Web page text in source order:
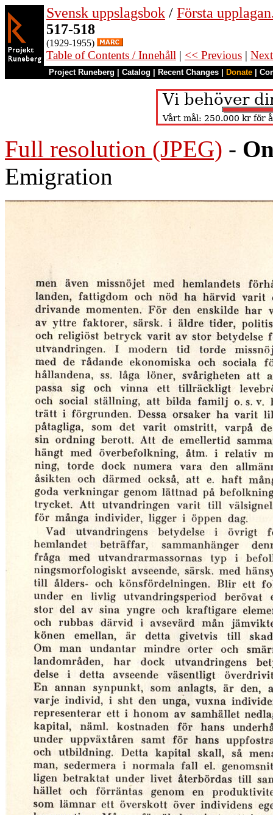
Svensk uppslagsbok / Första
517-518
(1929-1955)
Table of Contents / Innehåll | << Previous |
Project Runeberg Catalog Recent Changes Donate
Full resolution (JPEG) -
Emigration